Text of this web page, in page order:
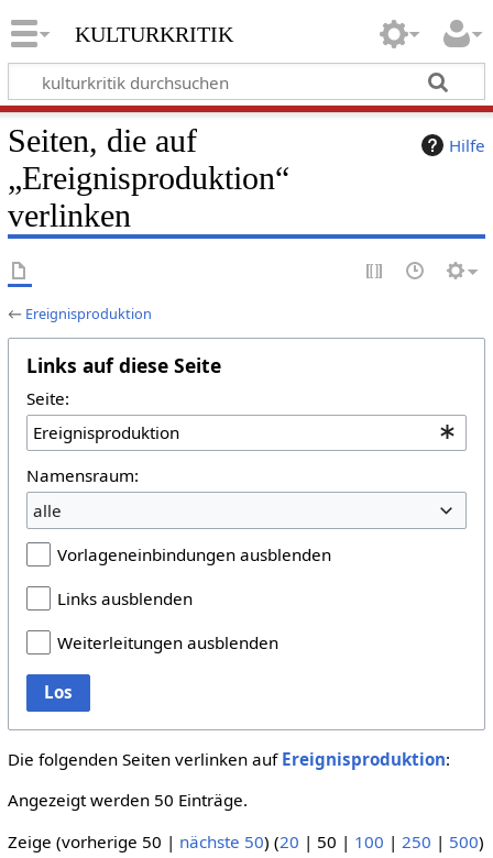
kulturkritik
Hilfe
Seiten, die auf
„Ereignisproduktion“
verlinken
← Ereignisproduktion
Links auf diese Seite
Seite:
Namensraum:
alle
Vorlageneinbindungen ausblenden
Links ausblenden
Weiterleitungen ausblenden
Los
Die folgenden Seiten verlinken auf Ereignisproduktion:
Angezeigt werden 50 Einträge.
Zeige (vorherige 50 | nächste 50) (20 | 50 | 100 | 250 | 500)